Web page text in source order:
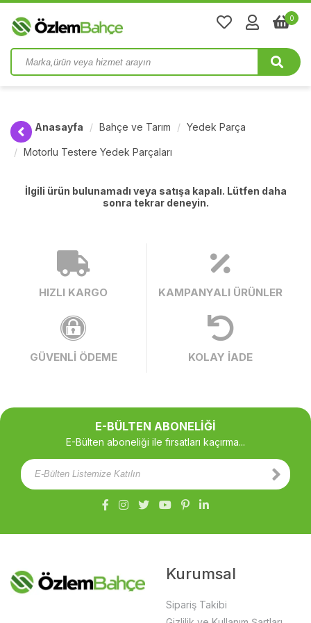
0
Anasayfa Bahçe ve Tarım Yedek Parça
Motorlu Testere Yedek Parçaları
İlgili ürün bulunamadı veya satışa kapalı. Lütfen daha
sonra tekrar deneyin.
HIZLI KARGO KAMPANYALI ÜRÜNLER
GÜVENLİ ÖDEME KOLAY İADE
E-BÜLTEN ABONELİĞİ
E-Bülten aboneliği ile fırsatları kaçırma...
Kurumsal
Sipariş Takibi